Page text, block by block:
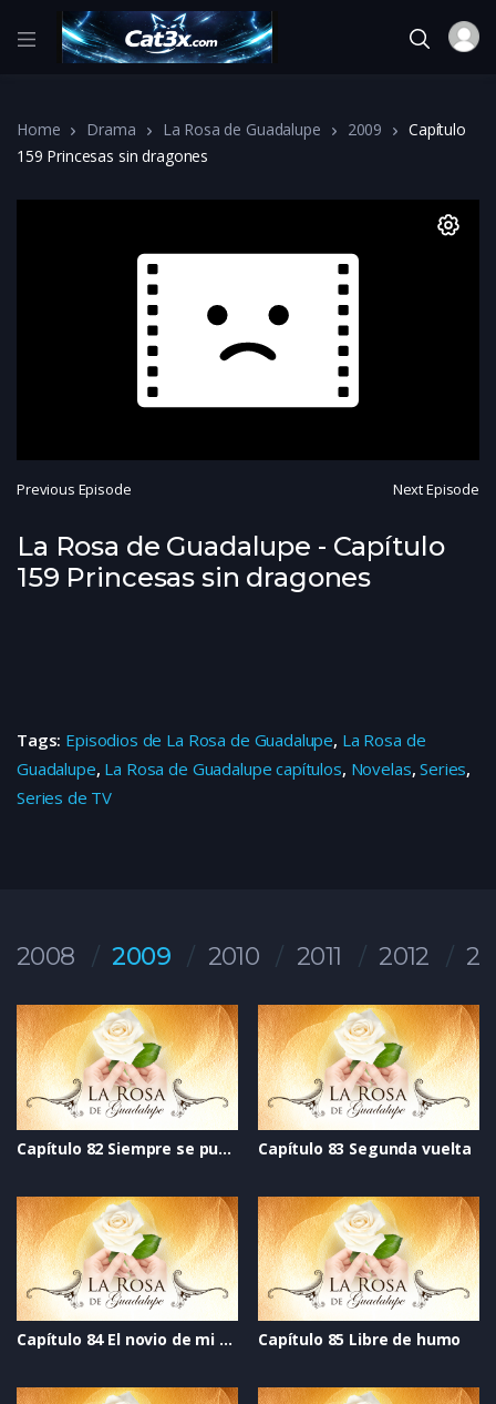
Home Drama La Rosa de Guadalupe 2009
Capítulo
159 Princesas sin dragones
Previous Episode Next Episode
La Rosa de Guadalupe - Capítulo
159 Princesas sin dragones
Tags: Episodios de La Rosa de Guadalupe, La Rosa de
Guadalupe, La Rosa de Guadalupe capítulos, Novelas,Series,
Series de TV
2008 2009 2010 2011 2012
Capítulo 82 Siempre se puede Capítulo 83 Segunda vuelta
Capítulo 84 El novio de mi mejor amiga Capítulo 85 Libre de humo